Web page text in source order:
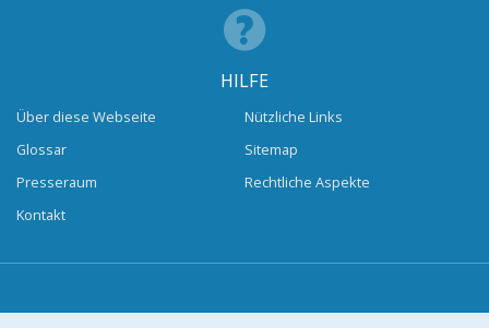
HILFE
Über diese Webseite
Glossar
Presseraum
Kontakt
Nützliche Links
Sitemap
Rechtliche Aspekte